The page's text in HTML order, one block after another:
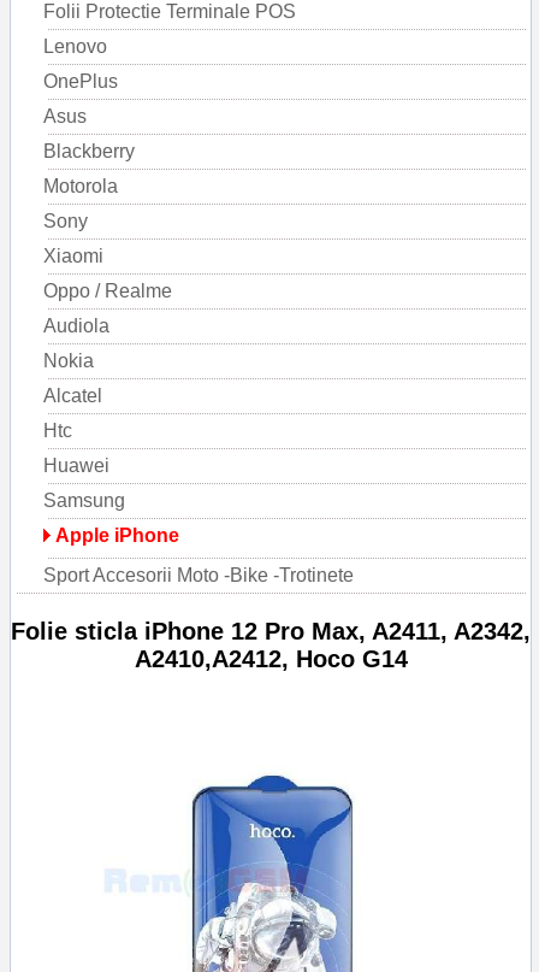
Folii Protectie Terminale POS
Lenovo
OnePlus
Asus
Blackberry
Motorola
Sony
Xiaomi
Oppo / Realme
Audiola
Nokia
Alcatel
Htc
Huawei
Samsung
Apple iPhone
Sport Accesorii Moto -Bike -Trotinete
Folie sticla iPhone 12 Pro Max, A2411, A2342,
A2410,A2412, Hoco G14